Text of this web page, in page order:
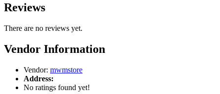
Reviews
There are no reviews yet.
Vendor Information
Vendor: mwmstore
Address:
No ratings found yet!